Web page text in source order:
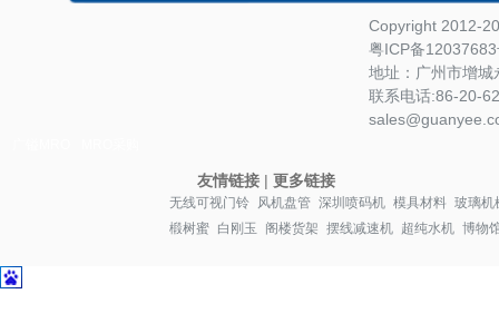
Copyright 2012-
粤ICP备12037683
地址：广州市增
联系电话:86-20-
友情链接| 更多链接
无线可视门铃 风机盘管 深圳喷码机 模具材料 玻璃机
椴树蜜 白刚玉 阁楼货架 摆线减速机 超纯水机 博物